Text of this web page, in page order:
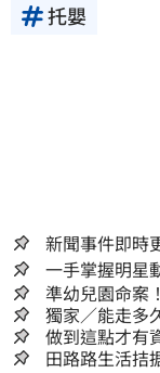
托嬰
新聞事件即時
準幼兒園命案
到…下土石活
獨家／能走多
「遺囑進度」
做到這點才有
田路路生活拮